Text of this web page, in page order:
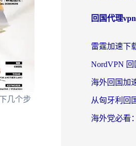
几个步
回国代理vpn